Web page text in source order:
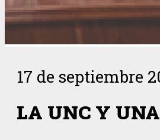
17 de septiembre
LA UNC Y